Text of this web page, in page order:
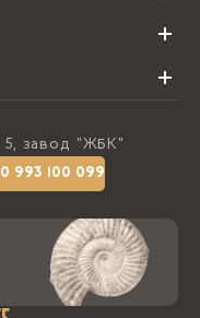
5, завод "ЖБК"
993 100 099